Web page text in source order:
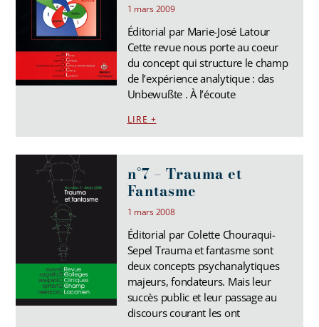
1 mars 2009
Éditorial par Marie-José Latour
Cette revue nous porte au coeur
du concept qui structure le champ
de l’expérience analytique : das
Unbewußte . À l’écoute
LIRE +
n°7 – Trauma et
Fantasme
1 mars 2008
Éditorial par Colette Chouraqui-
Sepel Trauma et fantasme sont
deux concepts psychanalytiques
majeurs, fondateurs. Mais leur
succès public et leur passage au
discours courant les ont